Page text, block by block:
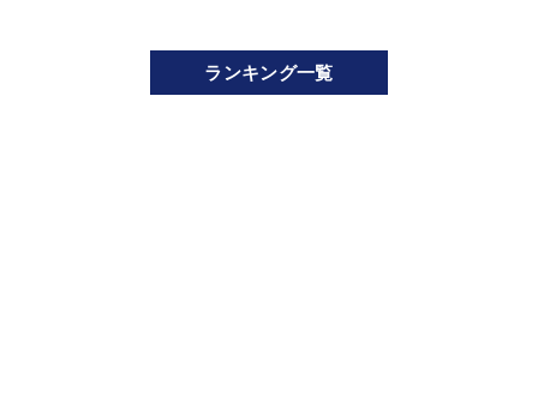
ランキング一覧